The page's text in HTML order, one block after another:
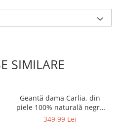
SIMILARE
Geantă dama Carlia, din
piele 100% naturală negru
8009
349,99 Lei